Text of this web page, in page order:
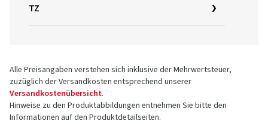
TZ
Alle Preisangaben verstehen sich inklusive der Mehrwertsteuer,
zuzüglich der Versandkosten entsprechend unserer
Versandkostenübersicht.
Hinweise zu den Produktabbildungen entnehmen Sie bitte den
Informationen auf den Produktdetailseiten.